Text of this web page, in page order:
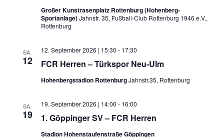
Großer Kunstrasenplatz Rottenburg (Hohenberg-
Sportanlage)Jahnstr. 35, Fußball-Club Rottenburg 1946 e.V.,
Rottenburg
SA.
12 FCR Herren – Türkspor Neu-Ulm
12. September 2026 | 15:30 - 17:30
Hohenbergstadion RottenburgJahnstr.35, Rottenburg
SA.
19 1. Göppinger SV – FCR Herren
19. September 2026 | 14:00 - 16:00
Stadion Hohenstaufenstraße Göppingen